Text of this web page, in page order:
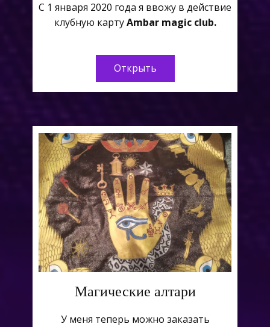
С 1 января 2020 года я ввожу в действие
клубную картуAmbar magic club.
Открыть
Магические алтари
У меня теперь можно заказать